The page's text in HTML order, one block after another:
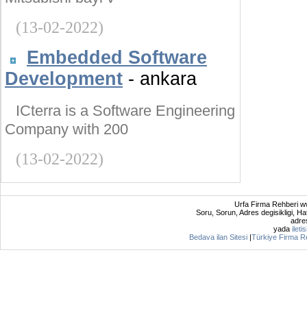
(13-02-2022)
Embedded Software
Development - ankara
ICterra is a Software Engineering
Company with 200
(13-02-2022)
Urfa Firma Rehberi
Soru, Sorun, Adres degisikligi,
yada
Bedava ilan Sitesi |Türkiye Firma